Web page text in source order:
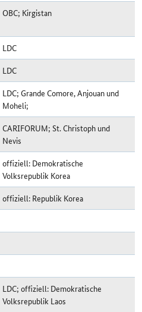
OBC; Kirgistan
LDC
LDC
LDC; Grande Comore, Anjouan und
Moheli;
CARIFORUM; St. Christoph und
Nevis
offiziell: Demokratische
Volksrepublik Korea
offiziell: Republik Korea
LDC; offiziell: Demokratische
Volksrepublik Laos